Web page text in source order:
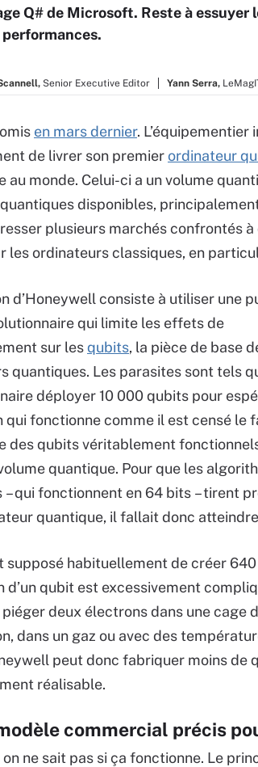
Q# de Microsoft. Reste à
Senior Executive Editor Yann Serra,
en mars dernier.
de livrer son premierordinateur
au monde. Celui-ci a un volume
disponibles,
plusieurs marchés confrontés
les ordinateurs classiques, en
d’Honeywell consiste à utiliser une
qui limite les effets de
sur lesqubits, la pièce de base
quantiques. Les parasites sont tels
déployer 10 000 qubits pour
qui fonctionne comme il est censé le
des qubits véritablement
quantique. Pour que les
– qui fonctionnent en 64 bits – tirent
quantique, il fallait donc
supposé habituellement de créer
d’un qubit est excessivement
deux électrons dans une cage
dans un gaz ou avec des
peut donc fabriquer moins
réalisable.
commercial précis
ne sait pas si ça fonctionne. Le